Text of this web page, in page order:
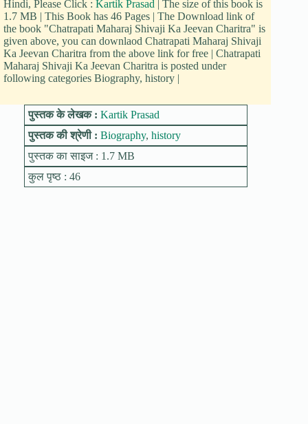
Hindi, Please Click : Kartik Prasad
| The size of this book is
1.7 MB | This Book has 46 Pages | The Download link of
the book "Chatrapati Maharaj Shivaji Ka Jeevan Charitra" is
given above, you can downlaod Chatrapati Maharaj Shivaji
Ka Jeevan Charitra from the above link for free | Chatrapati
Maharaj Shivaji Ka Jeevan Charitra is posted under
following categories Biography, history |
पुस्तक के लेखक : Kartik Prasad
पुस्तक की श्रेणी : Biography, history
पुस्तक का साइज : 1.7 MB
कुल पृष्ठ : 46